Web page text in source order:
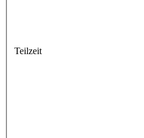
Teilzeit